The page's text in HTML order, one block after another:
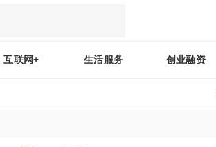
互联网+ 生活服务 创业融资